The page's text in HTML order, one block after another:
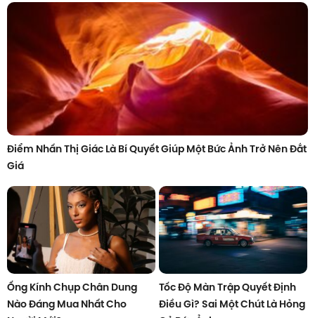
Điểm Nhấn Thị Giác Là Bí Quyết Giúp Một Bức Ảnh Trở Nên Đắt
Giá
Ống Kính Chụp Chân Dung
Nào Đáng Mua Nhất Cho
Tốc Độ Màn Trập Quyết Định
Điều Gì? Sai Một Chút Là Hỏng